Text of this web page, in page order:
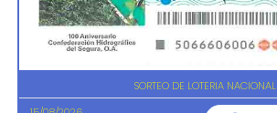
SORTEO DE LOTERIA NACIONAL